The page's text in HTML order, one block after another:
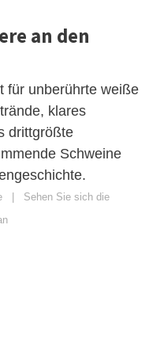
an den
für unberührte weiße
klares
drittgrößte
Schweine
Sehen Sie sich die